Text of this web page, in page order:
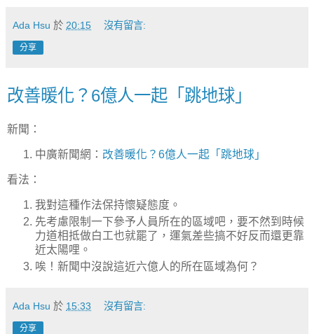
Ada Hsu 於 20:15 沒有留言:
分享
改善暖化？6億人一起「跳地球」
新聞：
中廣新聞網： 改善暖化？6億人一起「跳地球」
看法：
我對這種作法保持懷疑態度。
先考慮限制一下參予人員所在的區域吧，要不然到時候
力道相抵做白工也就罷了，運氣差些搞不好反而還更靠
近太陽哩。
唉！新聞中沒說這近六億人的所在區域為何？
Ada Hsu 於 15:33 沒有留言:
分享